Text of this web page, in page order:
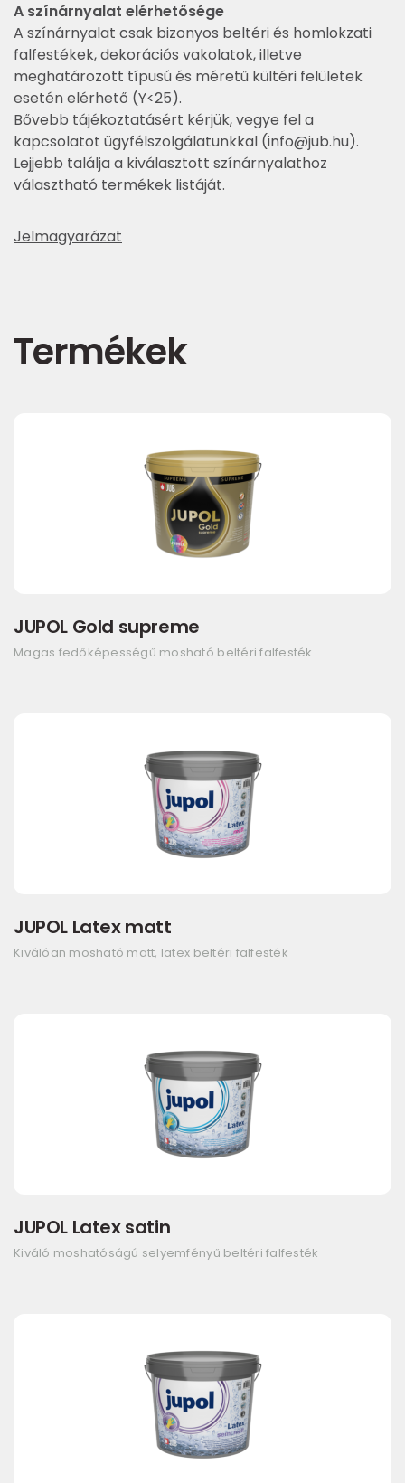
A színárnyalat elérhetősége
A színárnyalat csak bizonyos beltéri és homlokzati
falfestékek, dekorációs vakolatok, illetve
meghatározott típusú és méretű kültéri felületek
esetén elérhető (Y<25).
Bővebb tájékoztatásért kérjük, vegye fel a
kapcsolatot ügyfélszolgálatunkkal (info@jub.hu).
Lejjebb találja a kiválasztott színárnyalathoz
választható termékek listáját.
Jelmagyarázat
Termékek
JUPOL Gold supreme
Magas fedőképességű mosható beltéri falfesték
JUPOL Latex matt
Kiválóan mosható matt, latex beltéri falfesték
JUPOL Latex satin
Kiváló moshatóságú selyemfényű beltéri falfesték